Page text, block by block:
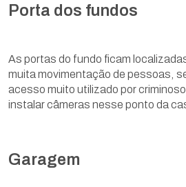
Porta dos fundos
As portas do fundo ficam
muita movimentação de pessoas,
acesso muito utilizado por
instalar câmeras nesse ponto da
Garagem